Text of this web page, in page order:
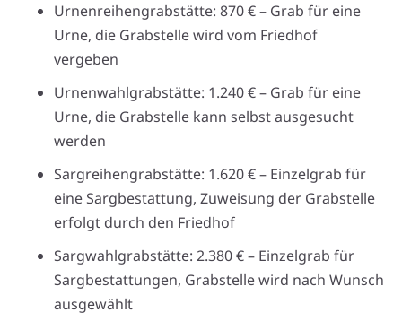
Urnenreihengrabstätte: 870 € – Grab für eine
Urne, die Grabstelle wird vom Friedhof
vergeben
Urnenwahlgrabstätte: 1.240 € – Grab für eine
Urne, die Grabstelle kann selbst ausgesucht
werden
Sargreihengrabstätte: 1.620 € – Einzelgrab für
eine Sargbestattung, Zuweisung der Grabstelle
erfolgt durch den Friedhof
Sargwahlgrabstätte: 2.380 € – Einzelgrab für
Sargbestattungen, Grabstelle wird nach Wunsch
ausgewählt